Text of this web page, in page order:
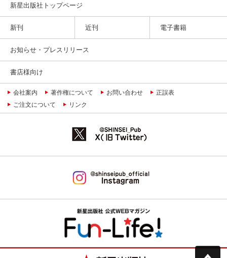
新星出版社トップページ
新刊 近刊 電子書籍
お知らせ・プレスリリース
書店様向け
会社案内 著作権について お問い合わせ
正誤表
ご注文について
リンク